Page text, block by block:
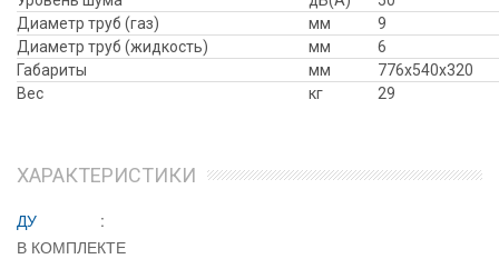
Диаметр труб (газ)
мм
9
Диаметр труб (жидкость)
мм
6
Габариты
мм
776x540x320
Вес
кг 29
ХАРАКТЕРИСТИКИ
ДУ
В КОМПЛЕКТЕ